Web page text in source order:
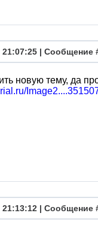
21:07:25 | Сообщение
новую тему, да
21:13:12 | Сообщение